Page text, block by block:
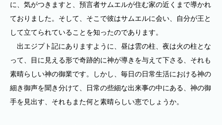
に、気がつきますと、預言者サムエルが住む家の近くまで導かれ
ておりました。そして、そこで彼はサムエルに会い、自分が王と
して立てられていることを知ったのであります。
出エジプト記にありますように、昼は雲の柱、夜は火の柱とな
って、目に見える形で奇跡的に神が導きを与えて下さる、それも
素晴らしい神の御業です。しかし、毎日の日常生活における神の
細き御声を聞き分けて、日常の些細な出来事の中にある、神の御
手を見出す、それもまた何と素晴らしい恵でしょうか。